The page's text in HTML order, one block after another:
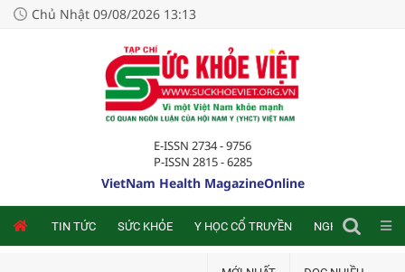
Chủ Nhật 09/08/2026 13:13
E-ISSN 2734 - 9756
P-ISSN 2815 - 6285
VietNam Health MagazineOnline
TIN TỨC SỨC KHỎE Y HỌC CỔ TRUYỀN NGHIÊN CỨU